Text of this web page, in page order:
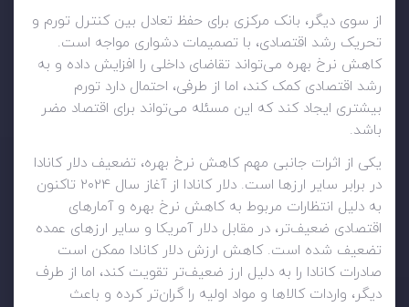
از سوی دیگر، بانک مرکزی برای حفظ تعادل بین کنترل تورم و
تحریک رشد اقتصادی، با تصمیمات دشواری مواجه است.
کاهش نرخ بهره می‌تواند تقاضای داخلی را افزایش داده و به
رشد اقتصادی کمک کند، اما از طرفی، احتمال دارد تورم
بیشتری ایجاد کند که این مسئله می‌تواند برای اقتصاد مضر
باشد.
یکی از اثرات جانبی مهم کاهش نرخ بهره، تضعیف دلار کانادا
در برابر سایر ارزها است. دلار کانادا از آغاز سال ۲۰۲۴ تاکنون
به دلیل انتظارات مربوط به کاهش نرخ بهره و آمارهای
اقتصادی ضعیف‌تر، در مقابل دلار آمریکا و سایر ارزهای عمده
تضعیف شده است. کاهش ارزش دلار کانادا ممکن است
صادرات کانادا را به دلیل ارز ضعیف‌تر تقویت کند، اما از طرف
دیگر، واردات کالاها و مواد اولیه را گران‌تر کرده و باعث